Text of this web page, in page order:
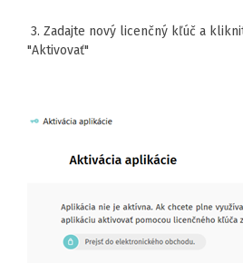
3. Zadajte nový licenčný kľúč a
"Aktivovať"